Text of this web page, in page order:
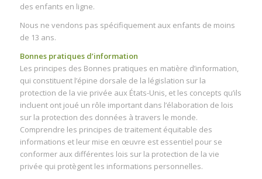
des enfants en ligne.
Nous ne vendons pas spécifiquement aux enfants de moins
de 13 ans.
Bonnes pratiques d’information
Les principes des Bonnes pratiques en matière d’information,
qui constituent l’épine dorsale de la législation sur la
protection de la vie privée aux États-Unis, et les concepts qu’ils
incluent ont joué un rôle important dans l’élaboration de lois
sur la protection des données à travers le monde.
Comprendre les principes de traitement équitable des
informations et leur mise en œuvre est essentiel pour se
conformer aux différentes lois sur la protection de la vie
privée qui protègent les informations personnelles.